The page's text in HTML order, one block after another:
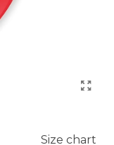
Size chart